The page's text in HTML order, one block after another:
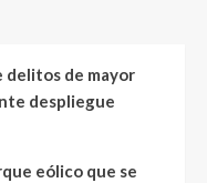
delitos de mayor
despliegue
eólico que se